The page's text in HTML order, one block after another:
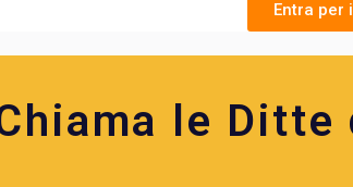
Entra per
le Ditte